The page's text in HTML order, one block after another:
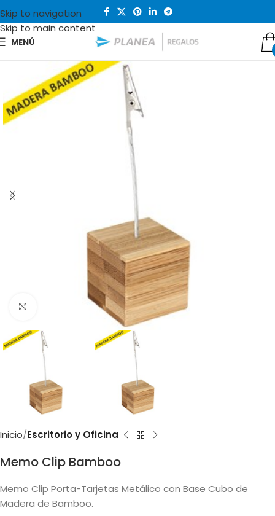
Skip to navigation
Skip to main content
MENÚ
Clic para ampliar
Inicio Escritorio y Oficina
Memo Clip Bamboo
Memo Clip Porta-Tarjetas Metálico con Base Cubo de
Madera de Bamboo.